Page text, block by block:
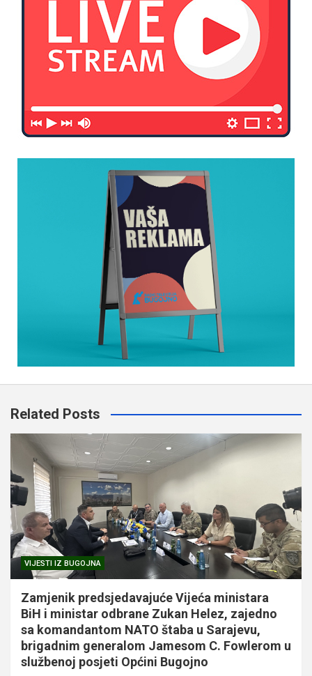
Related Posts
VIJESTI IZ BUGOJNA
Zamjenik predsjedavajuće Vijeća ministara
BiH i ministar odbrane Zukan Helez, zajedno
sa komandantom NATO štaba u Sarajevu,
brigadnim generalom Jamesom C. Fowlerom u
službenoj posjeti Općini Bugojno